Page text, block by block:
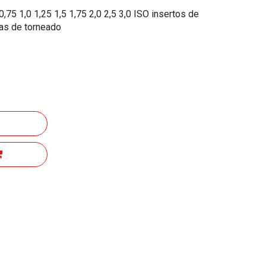
1,0 1,25 1,5 1,75 2,0 2,5 3,0 ISO insertos de
de torneado